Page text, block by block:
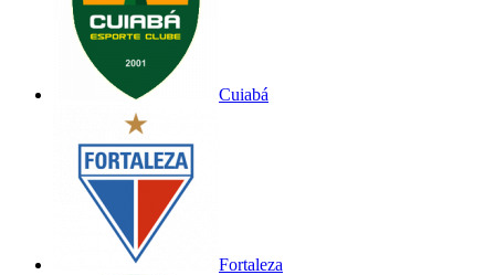
Cuiabá
Fortaleza